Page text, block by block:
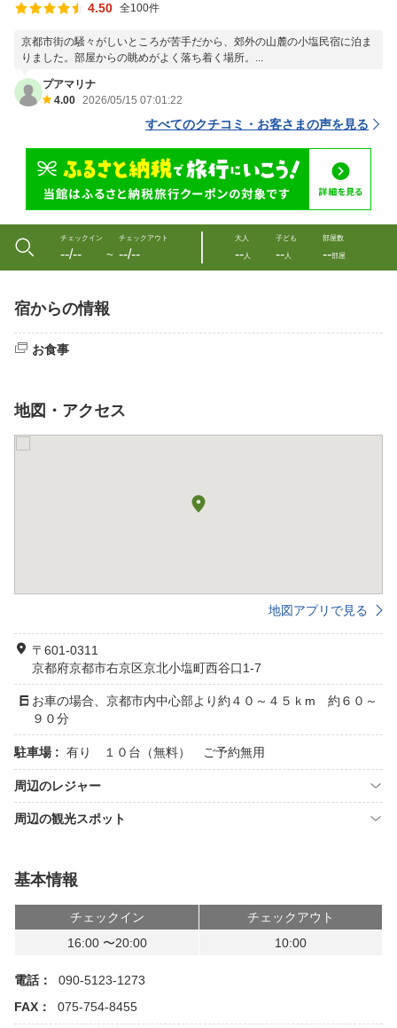
4.50 全100件
京都市街の騒々がしいところが苦手だから、郊外の山麓の小塩民宿に泊ま
りました。部屋からの眺めがよく落ち着く場所。...
プアマリナ
4.00 2026/05/15 07:01:22
すべてのクチコミ・お客さまの声を見る
チェックイン
--/-- 〜
チェックアウト
--/--
大人
--人
子ども
--人
部屋数
--部屋
宿からの情報
お食事
地図・アクセス
地図アプリで見る
〒601-0311
京都府京都市右京区京北小塩町西谷口1-7
お車の場合、京都市内中心部より約４０～４５ｋm 約６０～
９０分
駐車場 : 有り １０台（無料） ご予約無用
周辺のレジャー
周辺の観光スポット
基本情報
チェックイン
チェックアウト
16:00 〜20:00
10:00
電話：
090-5123-1273
FAX：
075-754-8455